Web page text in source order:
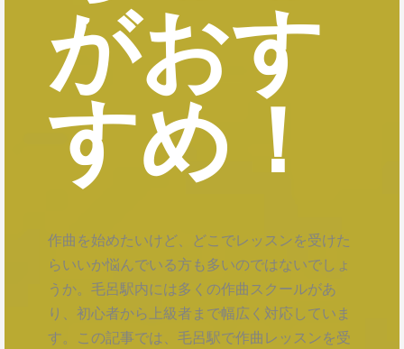
がおす
すめ！
作曲を始めたいけど、どこでレッスンを受けた
らいいか悩んでいる方も多いのではないでしょ
うか。毛呂駅内には多くの作曲スクールがあ
り、初心者から上級者まで幅広く対応していま
す。この記事では、毛呂駅で作曲レッスンを受